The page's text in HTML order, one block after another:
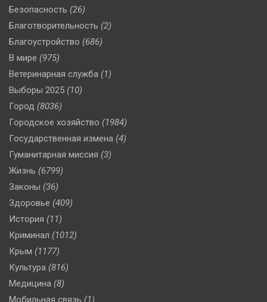
Безопасность (26)
Благотворительность (2)
Благоустройство (686)
В мире (975)
Ветеринарная служба (1)
Выборы 2025 (10)
Город (8036)
Городское хозяйство (1984)
Государственная измена (4)
Гуманитарная миссия (3)
Жизнь (6799)
Законы (36)
Здоровье (409)
История (11)
Криминал (1012)
Крым (1177)
Культура (816)
Медицина (8)
Мобильная связь (1)